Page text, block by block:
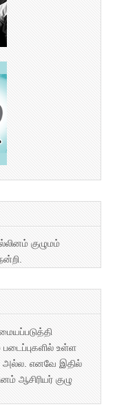
குழுமம்
உள்ள
அல்ல. எனவே இதில்
ஆசிரியர் குழு